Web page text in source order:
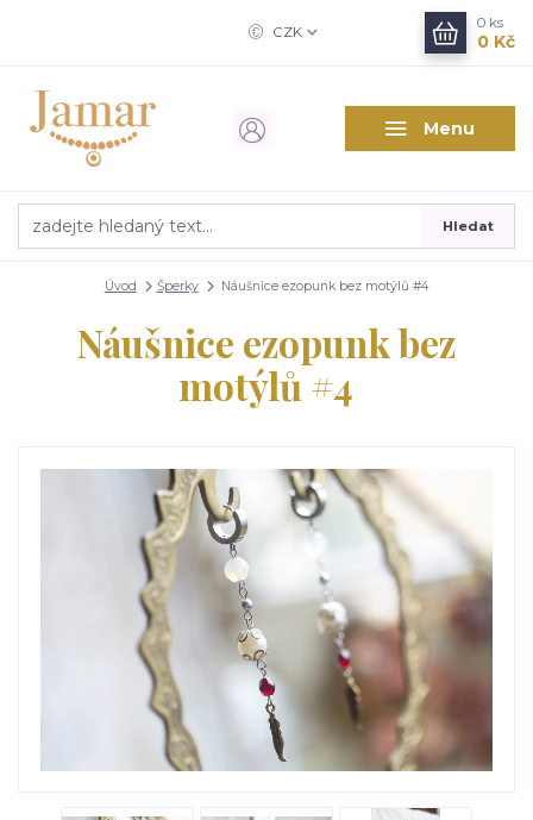
Menu
CZK
Hledat
0 ks
0 Kč
Úvod Šperky Náušnice ezopunk bez motýlů #4
Náušnice ezopunk bez
motýlů #4